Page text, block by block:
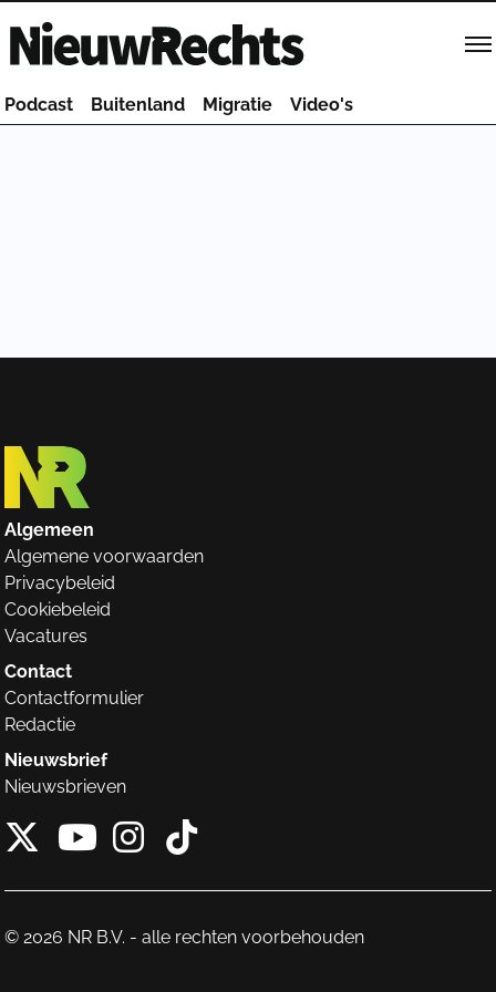
Homepage van NieuwRechts
Podcast Buitenland Migratie Video's
Algemeen
Algemene voorwaarden
Privacybeleid
Cookiebeleid
Vacatures
Contact
Contactformulier
Redactie
Nieuwsbrief
Nieuwsbrieven
X van NieuwRechts
Instagram van
Tiktok van
© 2026 NR B.V. - alle rechten voorbehouden